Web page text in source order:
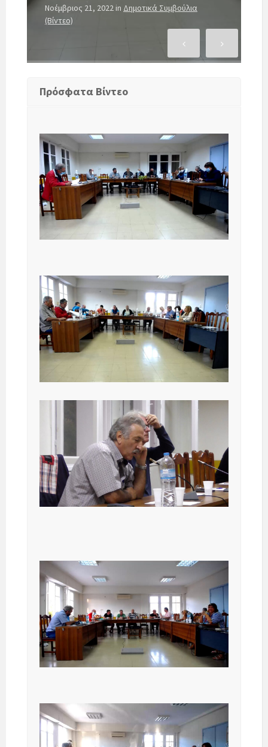
Νοέμβριος 21, 2022 in Δημοτικά Συμβούλια
(Βίντεο)
Πρόσφατα Βίντεο
2η & 3η Συνεδρίαση
ΔΗΜΟΤΙΚΟ ΣΥΜΒΟΥΛΙΟ 21-
11-2022 Live
ΔΗΜΟΤΙΚΟ ΣΥΜΒΟΥΛΙΟ 21-
ΔΗΜΟΤΙΚΟ ΣΥΜΒΟΥΛΙΟ 21-
10-2022 Live
ΔΗΜΟΤΙΚΟ ΣΥΜΒΟΥΛΙΟ 27-
09-2022.MTS
ΔΗΜΟΤΙΚΟ ΣΥΜΒΟΥΛΙΟ 27-
ΔΗΜΟΤΙΚΟ ΣΥΜΒΟΥΛΙΟ 23-
08-2022 Live
ΔΗΜΟΤΙΚΟ ΣΥΜΒΟΥΛΙΟ 05-
ΔΗΜΟΤΙΚΟ ΣΥΜΒΟΥΛΙΟ 05-